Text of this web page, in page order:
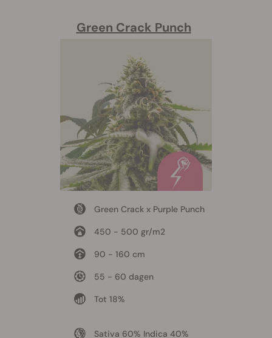
Green Crack Punch
Green Crack x Purple Punch
450 - 500 gr/m2
90 - 160 cm
55 - 60 dagen
Tot 18%
Sativa 60% Indica 40%